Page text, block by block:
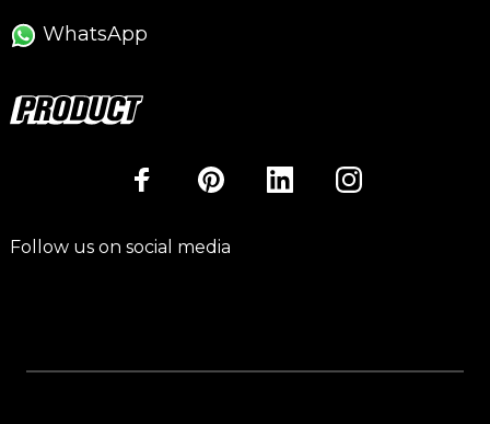
WhatsApp
Follow us on social media